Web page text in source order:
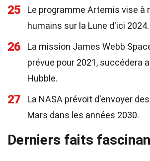
25
Le programme Artemis vise à
humains sur la Lune d'ici 2024.
26
La mission James Webb
prévue pour 2021, succédera
Hubble.
27
La NASA prévoit d'envoyer
Mars dans les années 2030.
Derniers faits